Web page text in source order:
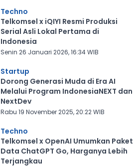
Techno
Telkomsel x iQIYI Resmi Produksi
Serial Asli Lokal Pertama di
Indonesia
Senin 26 Januari 2026, 16:34 WIB
Startup
Dorong Generasi Muda di Era AI
Melalui Program IndonesiaNEXT dan
NextDev
Rabu 19 November 2025, 20:22 WIB
Techno
Telkomsel x OpenAI Umumkan Paket
Data ChatGPT Go, Harganya Lebih
Terjangkau